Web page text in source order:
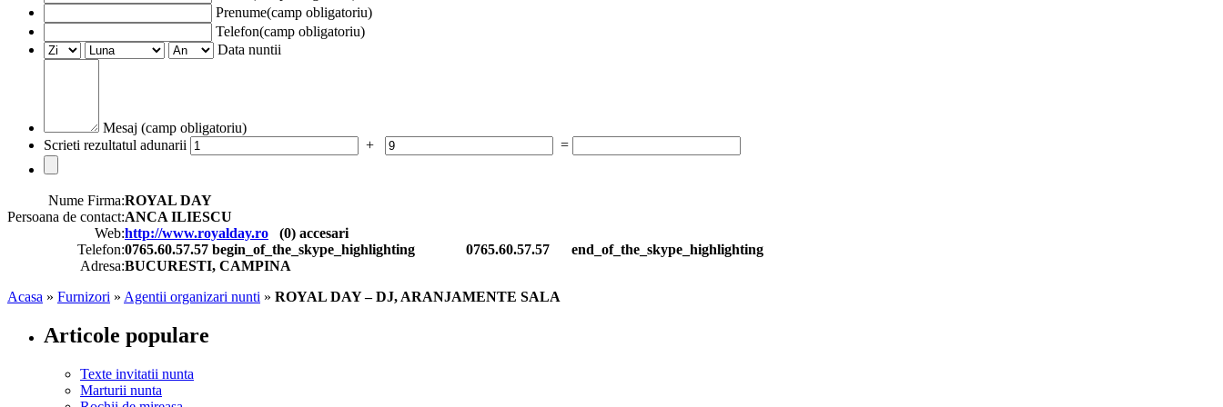
Prenume(camp obligatoriu)
Telefon(camp obligatoriu)
Data nuntii
Mesaj (camp obligatoriu)
Scrieti rezultatul adunarii
+ =
Nume Firma:ROYAL DAY
Persoana de contact:ANCA ILIESCU
Web:http://www.royalday.ro (0) accesari
Telefon:0765.60.57.57 begin_of_the_skype_highlighting 0765.60.57.57 end_of_the_skype_highlighting
Adresa:BUCURESTI, CAMPINA
Acasa » Furnizori » Agentii organizari nunti » ROYAL DAY – DJ, ARANJAMENTE SALA
Articole populare
Texte invitatii nunta
Marturii nunta